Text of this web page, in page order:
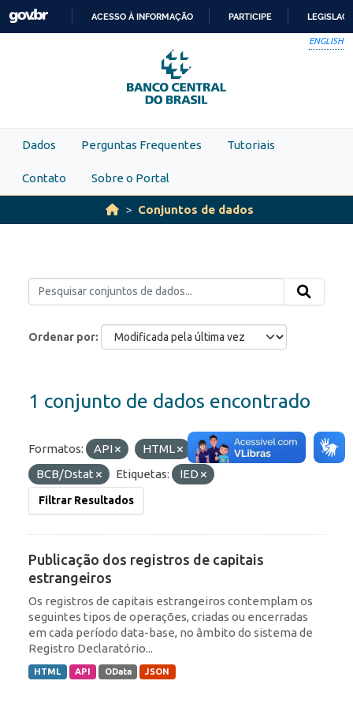
Skip to main content
PARA
O
CONTEÚDO
ACESSO À INFORMAÇÃO PARTICIPE
ENGLISH
Dados Perguntas Frequentes Tutoriais
Contato Sobre o Portal
Conjuntos de dados
Ordenar por
1 conjunto de dados encontrado
Formatos: API HTML
Organizações:
BCB/Dstat
Etiquetas: IED
Filtrar Resultados
Publicação dos registros de capitais
estrangeiros
Os registros de capitais estrangeiros contemplam os
seguintes tipos de operações, criadas ou encerradas
em cada período data-base, no âmbito do sistema de
Registro Declaratório...
HTML API OData JSON